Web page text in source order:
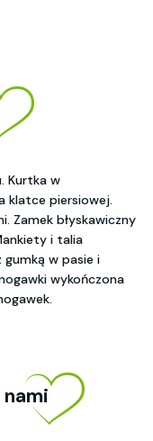
Kurtka w
klatce piersiowej.
Zamek błyskawiczny
i talia
gumką w pasie i
wykończona